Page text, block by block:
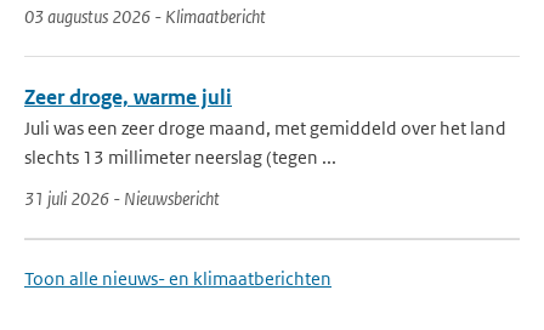
03 augustus 2026 - Klimaatbericht
Zeer droge, warme juli
Juli was een zeer droge maand, met gemiddeld over het land
slechts 13 millimeter neerslag (tegen ...
31 juli 2026 - Nieuwsbericht
Toon alle nieuws- en klimaatberichten